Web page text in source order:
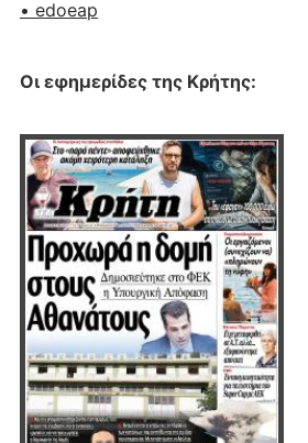
• edoeap
Οι εφημερίδες της Κρήτης: